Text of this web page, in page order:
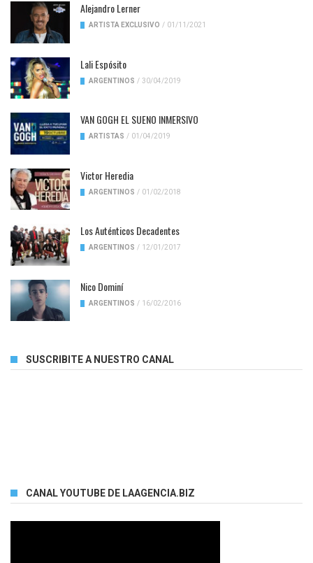
Alejandro Lerner
ARTISTA EXCLUSIVO / 01/11/2021
Lali Espósito
ARGENTINOS / 30/04/2019
VAN GOGH EL SUENO INMERSIVO
ARTISTAS / 01/04/2019
Victor Heredia
ARGENTINOS / 01/02/2018
Los Auténticos Decadentes
ARGENTINOS / 12/01/2017
Nico Dominí
ARGENTINOS / 16/02/2016
SUSCRIBITE A NUESTRO CANAL
CANAL YOUTUBE DE LAAGENCIA.BIZ